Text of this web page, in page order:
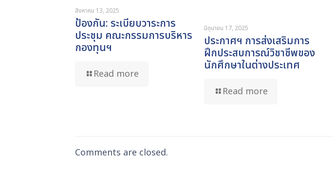
สิงหาคม 13, 2025
ป้องกัน: ระเบียบวาระการ
ประชุม คณะกรรมการบริหาร
กองทุนฯ
Read more
มิถุนายน 17, 2025
ประกาศฯ การส่งเสริมการ
ฝึกประสบการณ์วิชาชีพของ
นักศึกษาในต่างประเทศ
Read more
Comments are closed.